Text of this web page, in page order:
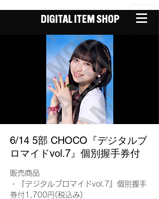
DIGITAL ITEM SHOP
6/14 5部 CHOCO『デジタルブ
ロマイドvol.7』個別握手券付
販売商品
・『デジタルブロマイドvol.7』個別握手
券付1,700円(税込み)